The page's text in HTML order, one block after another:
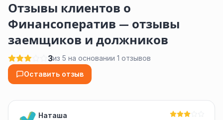
Отзывы клиентов о
Финансоператив — отзывы
заемщиков и должников
3из 5 на основании 1 отзывов
Оставить отзыв
Наташа